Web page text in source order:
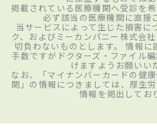
掲載されている医療機関へ受診を
必ず該当の医療機関に直接
当サービスによって生じた損害に
ク、およびミーカンパニー株式会
切負わないものとします。 情報に
手数ですがドクターズ・ファイル
けますようお願いい
なお、「マイナンバーカードの健
関」の情報につきましては、厚生
情報を掲出してお